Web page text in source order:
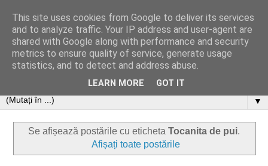
▼
Se afișează postările cu eticheta Tocanita de pui.
Afișați toate postările
This site uses cookies from Google to deliver its services
and to analyze traffic. Your IP address and user-agent are
shared with Google along with performance and security
metrics to ensure quality of service, generate usage
statistics, and to detect and address abuse.
LEARN MORE GOT IT